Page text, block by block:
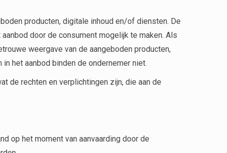
producten, digitale inhoud en/of diensten. De
door de consument mogelijk te maken. Als
weergave van de aangeboden producten,
het aanbod binden de ondernemer niet.
de rechten en verplichtingen zijn, die aan de
op het moment van aanvaarding door de